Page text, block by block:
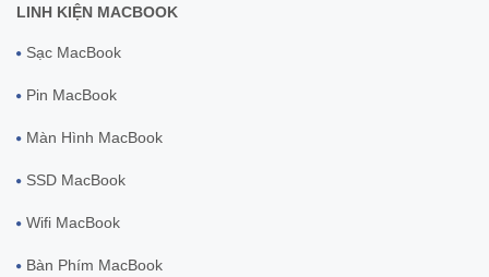
LINH KIỆN MACBOOK
Sạc MacBook
Pin MacBook
Màn Hình MacBook
SSD MacBook
Wifi MacBook
Bàn Phím MacBook